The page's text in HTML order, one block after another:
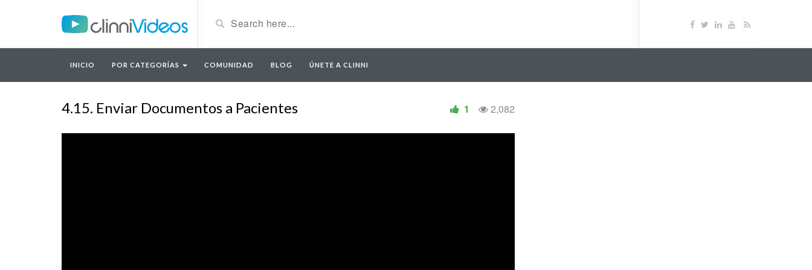
INICIO POR CATEGORÍAS COMUNIDAD BLOG ÚNETE A CLINNI
4.15. Enviar Documentos a Pacientes 2,082
1